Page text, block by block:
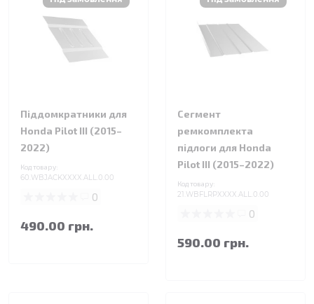
Піддомкратники для
Honda Pilot III (2015–
2022)
Код товару:
60.WBJACKXXXX.ALL.0.00
0
490.00 грн.
Сегмент
ремкомплекта
підлоги для Honda
Pilot III (2015–2022)
Код товару:
21.WBFLRPXXXX.ALL.0.00
0
590.00 грн.